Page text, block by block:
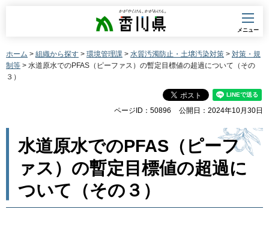
香川県
メニュー
ホーム > 組織から探す > 環境管理課 > 水質汚濁防止・土壌汚染対策 > 対策・規
制等 > 水道原水でのPFAS（ピーファス）の暫定目標値の超過について（その
３）
ページID：50896 公開日：2024年10月30日
水道原水でのPFAS（ピーフ
ァス）の暫定目標値の超過に
ついて（その３）